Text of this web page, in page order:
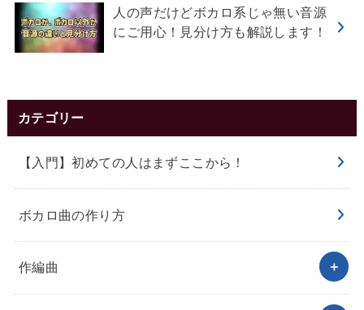
人の声だけどボカロ系じゃ無い音源
にご用心！見分け方も解説します！
カテゴリー
【入門】初めての人はまずここから！
ボカロ曲の作り方
作編曲